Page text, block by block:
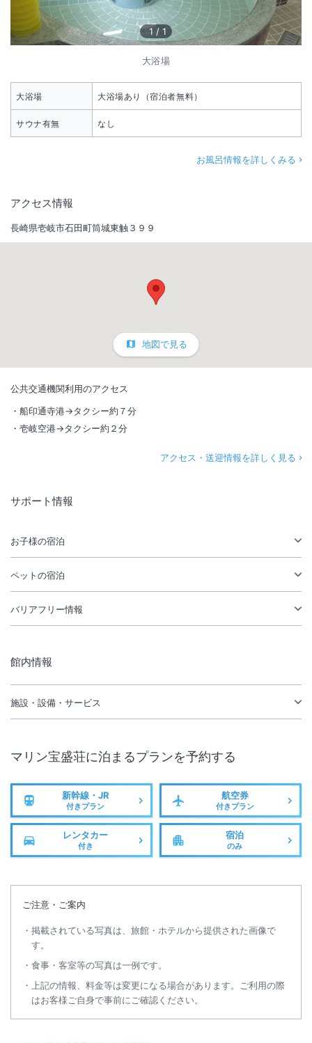
1 / 1
大浴場
大浴場 大浴場あり（宿泊者無料）
サウナ有無 なし
お風呂情報を詳しくみる
アクセス情報
長崎県壱岐市石田町筒城東触３９９
地図で見る
公共交通機関利用のアクセス
船印通寺港→タクシー約７分
壱岐空港→タクシー約２分
アクセス・送迎情報を詳しく見る
サポート情報
お子様の宿泊
ペットの宿泊
バリアフリー情報
館内情報
施設・設備・サービス
マリン宝盛荘に泊まるプランを予約する
新幹線・JR
付きプラン
航空券
付きプラン
レンタカー
付き
宿泊
のみ
ご注意・ご案内
掲載されている写真は、旅館・ホテルから提供された画像で
す。
食事・客室等の写真は一例です。
上記の情報、料金等は変更になる場合があります。ご利用の際
はお客様ご自身で事前にご確認ください。